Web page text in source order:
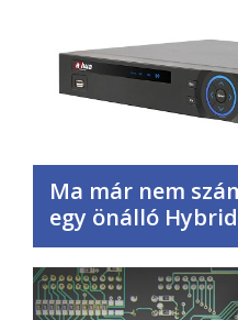
Ma már nem
egy önálló